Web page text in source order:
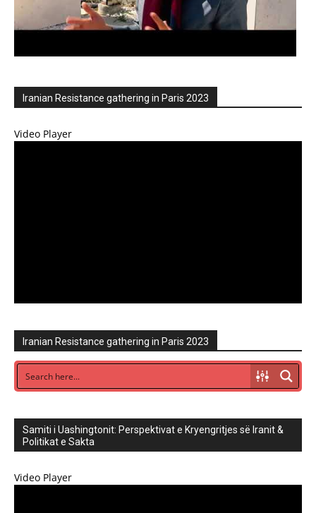
Iranian Resistance gathering in Paris 2023
Video Player
Iranian Resistance gathering in Paris 2023
Samiti i Uashingtonit: Perspektivat e Kryengritjes së Iranit &
Politikat e Sakta
Video Player